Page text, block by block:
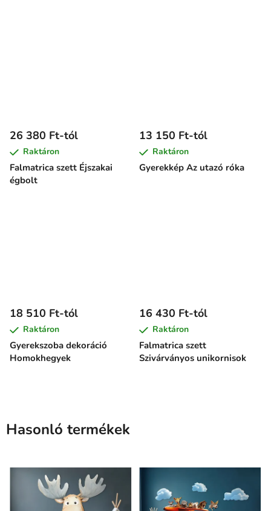
Falmatrica szett Éjszakai
égbolt
26 380 Ft-tól
Raktáron
Gyerekkép Az utazó róka
13 150 Ft-tól
Raktáron
Gyerekszoba dekoráció
Homokhegyek
18 510 Ft-tól
Raktáron
Falmatrica szett
Szivárványos unikornisok
16 430 Ft-tól
Raktáron
Hasonló termékek